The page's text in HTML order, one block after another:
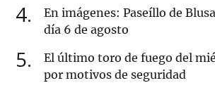
4
En imágenes: Paseíllo de
día 6 de agosto
5
El último toro de fuego del
por motivos de seguridad